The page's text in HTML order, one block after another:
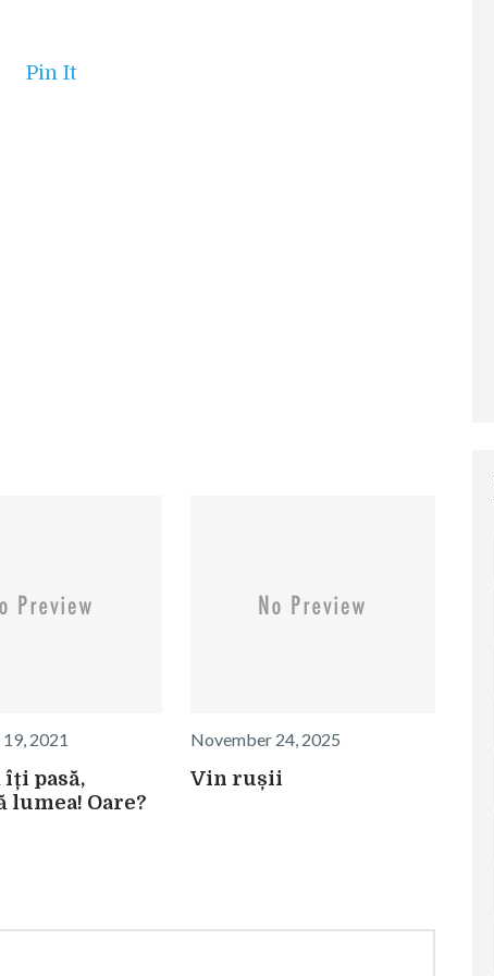
Pin It
2021
îți pasă,
lumea! Oare?
November 24, 2025
Vin rușii